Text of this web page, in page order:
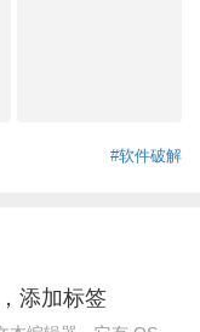
#软件破解
添加标签